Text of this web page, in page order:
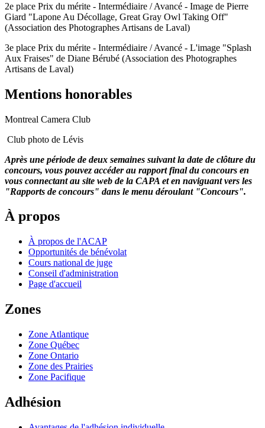
2e place Prix du mérite - Intermédiaire / Avancé - Image de Pierre
Giard "Lapone Au Décollage, Great Gray Owl Taking Off"
(Association des Photographes Artisans de Laval)
3e place Prix du mérite - Intermédiaire / Avancé - L'image "Splash
Aux Fraises" de Diane Bérubé (Association des Photographes
Artisans de Laval)
Mentions honorables
Montreal Camera Club
Club photo de Lévis
Après une période de deux semaines suivant la date de clôture du
concours, vous pouvez accéder au rapport final du concours en
vous connectant au site web de la CAPA et en naviguant vers les
"Rapports de concours" dans le menu déroulant "Concours".
À propos
À propos de l'ACAP
Opportunités de bénévolat
Cours national de juge
Conseil d'administration
Page d'accueil
Zones
Zone Atlantique
Zone Québec
Zone Ontario
Zone des Prairies
Zone Pacifique
Adhésion